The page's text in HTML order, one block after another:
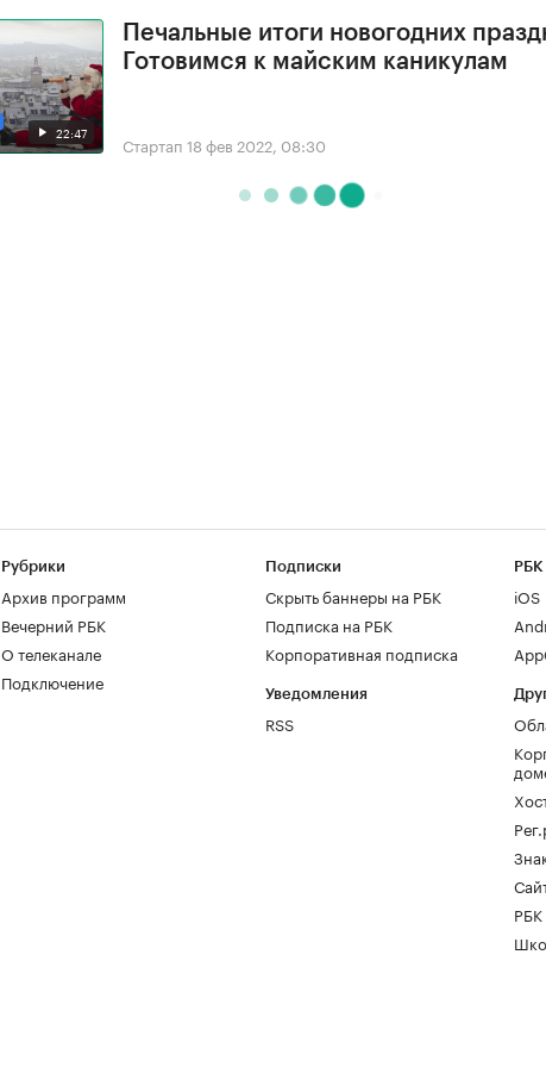
22:47
Печальные итоги новогодних
Готовимся к майским каникулам
Стартап 18 фев 2022, 08:30
Рубрики
Архив программ
Вечерний РБК
О телеканале
Подключение
Подписки
Скрыть баннеры на РБК
Подписка на РБК
Корпоративная подписка
Уведомления
RSS
РБК
iOS